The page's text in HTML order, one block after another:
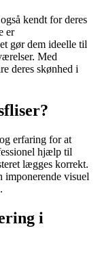
kendt for deres
er
gør dem ideelle til
Med
deres skønhed i
erfaring for at
hjælp til
lægges korrekt.
imponerende visuel
i